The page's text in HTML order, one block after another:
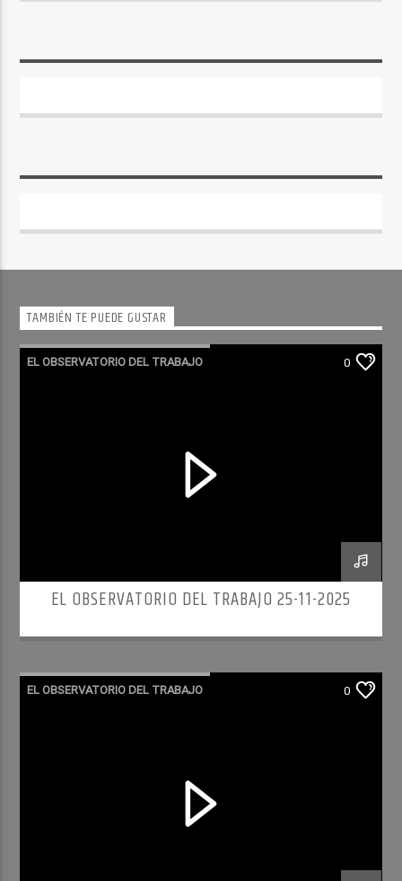
TAMBIÉN TE PUEDE GUSTAR
EL OBSERVATORIO DEL TRABAJO 0
EL OBSERVATORIO DEL TRABAJO 25-11-2025
EL OBSERVATORIO DEL TRABAJO 0